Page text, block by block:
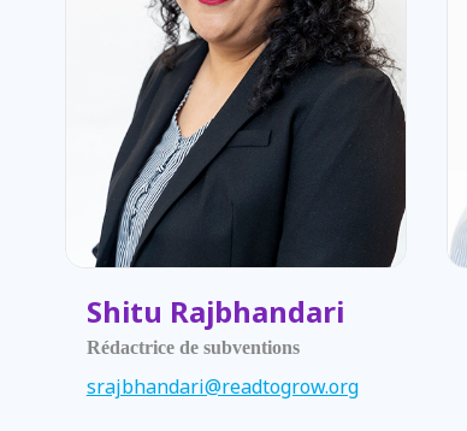
Shitu Rajbhandari
Rédactrice de subventions
srajbhandari@readtogrow.org